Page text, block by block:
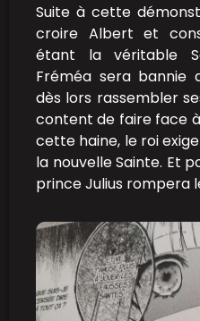
Suite à cette
croire Albert et
étant la véritable
Fréméa sera bannie
dès lors rassembler
content de faire face
cette haine, le roi
la nouvelle Sainte. Et
prince Julius rompera